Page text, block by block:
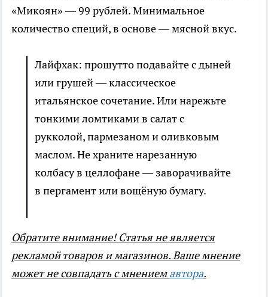
«Микоян» — 99 рублей. Минимальное
количество специй, в основе — мясной вкус.
Лайфхак: прошутто подавайте с дыней
или грушей — классическое
итальянское сочетание. Или нарежьте
тонкими ломтиками в салат с
рукколой, пармезаном и оливковым
маслом. Не храните нарезанную
колбасу в целлофане — заворачивайте
в пергамент или вощёную бумагу.
Обратите внимание! Статья не является
рекламой товаров и магазинов. Ваше мнение
может не совпадать с мнениемавтора.